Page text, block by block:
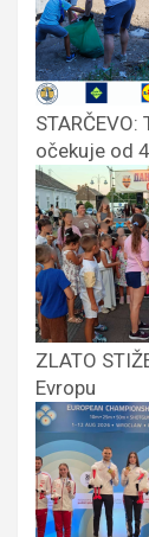
očekuje od
ZLATO
Evropu